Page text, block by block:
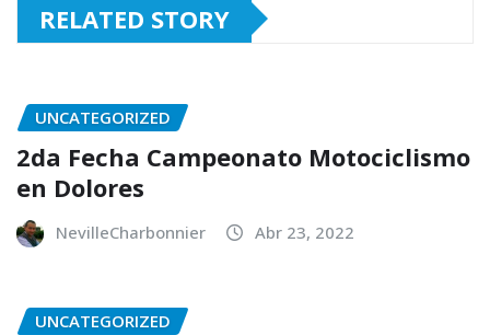
RELATED STORY
UNCATEGORIZED
2da Fecha Campeonato Motociclismo
en Dolores
NevilleCharbonnier Abr 23, 2022
UNCATEGORIZED